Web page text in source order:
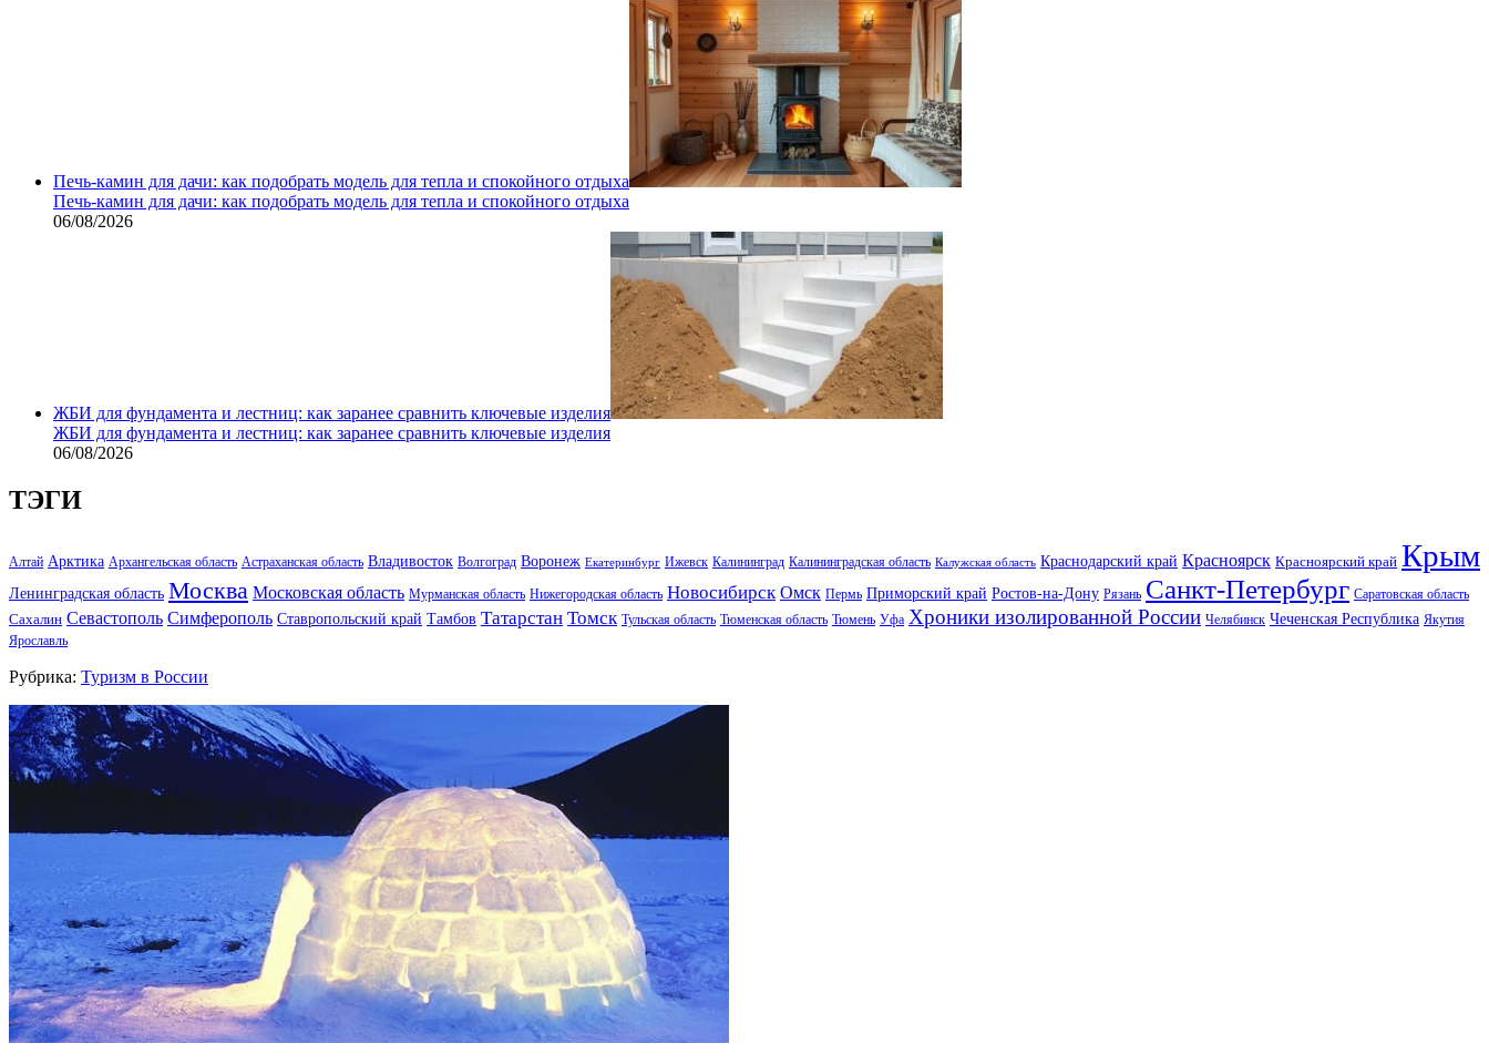
Печь-камин для дачи: как подобрать модель для тепла и спокойного отдыха
Печь-камин для дачи: как подобрать модель для тепла и спокойного отдыха
06/08/2026
ЖБИ для фундамента и лестниц: как заранее сравнить ключевые изделия
ЖБИ для фундамента и лестниц: как заранее сравнить ключевые изделия
06/08/2026
ТЭГИ
Алтай Арктика Архангельская область Астраханская область Владивосток Волгоград Воронеж Екатеринбург Ижевск Калининград Калининградская область Калужская область Краснодарский край Красноярск Красноярский край Крым
Ленинградская область Москва Московская область Мурманская область Нижегородская область Новосибирск Омск Пермь Приморский край Ростов-на-Дону Рязань Санкт-Петербург Саратовская область
Сахалин Севастополь Симферополь Ставропольский край Тамбов Татарстан Томск Тульская область Тюменская область Тюмень Уфа Хроники изолированной России Челябинск Чеченская Республика Якутия
Ярославль
Рубрика: Туризм в России